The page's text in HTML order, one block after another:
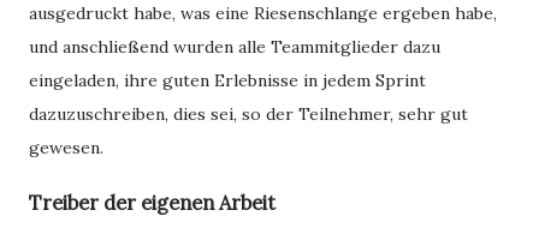
ausgedruckt habe, was eine Riesenschlange ergeben habe,
und anschließend wurden alle Teammitglieder dazu
eingeladen, ihre guten Erlebnisse in jedem Sprint
dazuzuschreiben, dies sei, so der Teilnehmer, sehr gut
gewesen.
Treiber der eigenen Arbeit